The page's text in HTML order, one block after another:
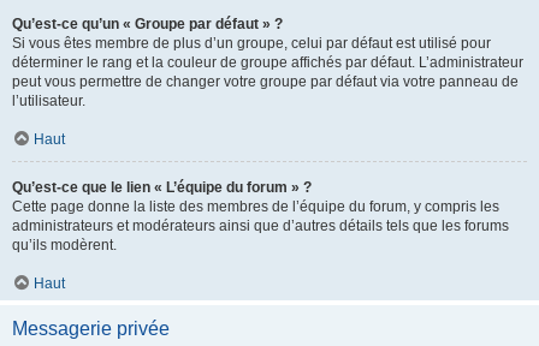
Qu’est-ce qu’un « Groupe par défaut » ?
Si vous êtes membre de plus d’un groupe, celui par défaut est utilisé pour
déterminer le rang et la couleur de groupe affichés par défaut. L’administrateur
peut vous permettre de changer votre groupe par défaut via votre panneau de
l’utilisateur.
Haut
Qu’est-ce que le lien « L’équipe du forum » ?
Cette page donne la liste des membres de l’équipe du forum, y compris les
administrateurs et modérateurs ainsi que d’autres détails tels que les forums
qu’ils modèrent.
Haut
Messagerie privée